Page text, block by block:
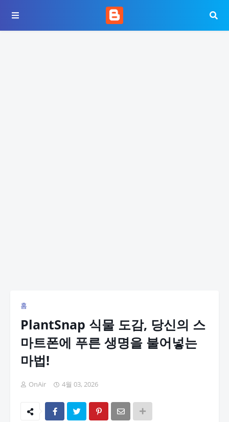
홈
PlantSnap 식물 도감, 당신의 스
마트폰에 푸른 생명을 불어넣는
마법!
OnAir 4월 03, 2026